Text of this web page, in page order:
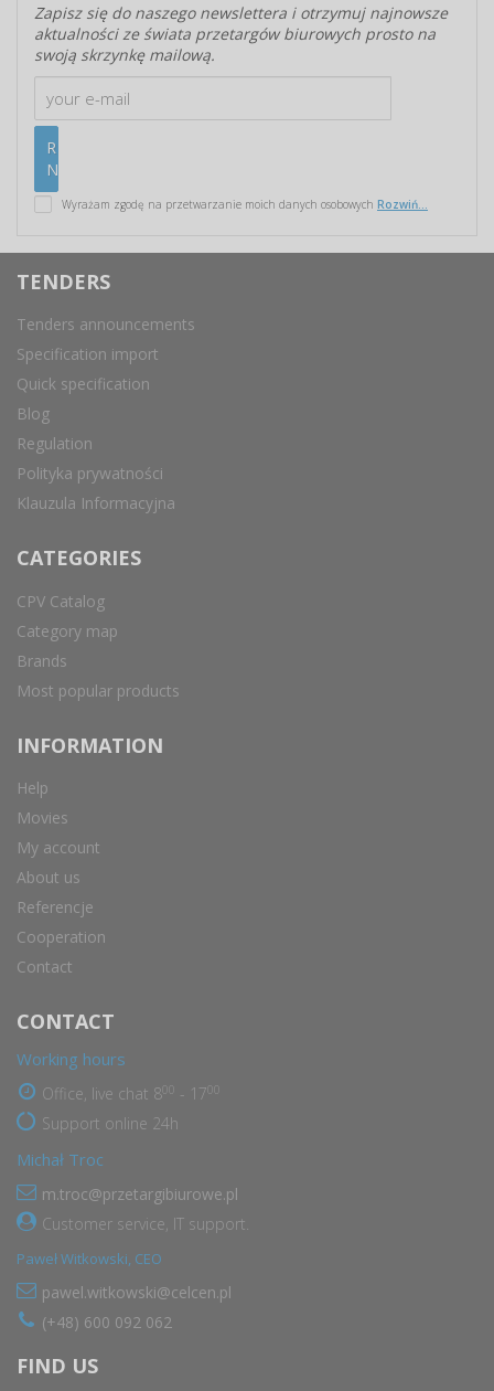
Zapisz się do naszego newslettera i otrzymuj najnowsze
aktualności ze świata przetargów biurowych prosto na
swoją skrzynkę mailową.
Wyrażam zgodę na przetwarzanie moich danych osobowych Rozwiń...
TENDERS
Tenders announcements
Specification import
Quick specification
Blog
Regulation
Polityka prywatności
Klauzula Informacyjna
CATEGORIES
CPV Catalog
Category map
Brands
Most popular products
INFORMATION
Help
Movies
My account
About us
Referencje
Cooperation
Contact
CONTACT
Working hours
Office, live chat 8 - 17
Support online 24h
Michał Troc
m.troc@przetargibiurowe.pl
Customer service, IT support.
Paweł Witkowski, CEO
pawel.witkowski@celcen.pl
(+48) 600 092 062
FIND US